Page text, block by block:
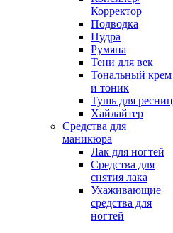
Корректор
Подводка
Пудра
Румяна
Тени для век
Тональный крем
и тоник
Тушь для ресниц
Хайлайтер
Средства для
маникюра
Лак для ногтей
Средства для
снятия лака
Ухаживающие
средства для
ногтей